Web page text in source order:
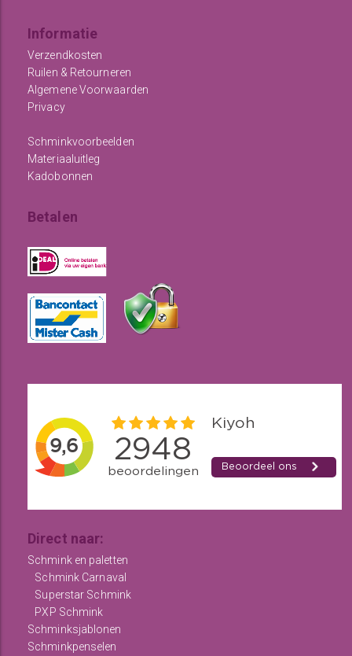
Informatie
Verzendkosten
Ruilen & Retourneren
Algemene Voorwaarden
Privacy
Schminkvoorbeelden
Materiaaluitleg
Kadobonnen
Betalen
Direct naar:
Schmink en paletten
Schmink Carnaval
Superstar Schmink
PXP Schmink
Schminksjablonen
Schminkpenselen